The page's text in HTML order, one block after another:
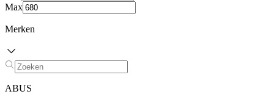
Max
Merken
ABUS